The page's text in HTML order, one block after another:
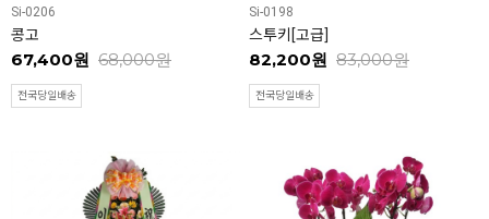
Si-0206
콩고
67,400원 68,000원
전국당일배송
Si-0198
스투키[고급]
82,200원 83,000원
전국당일배송